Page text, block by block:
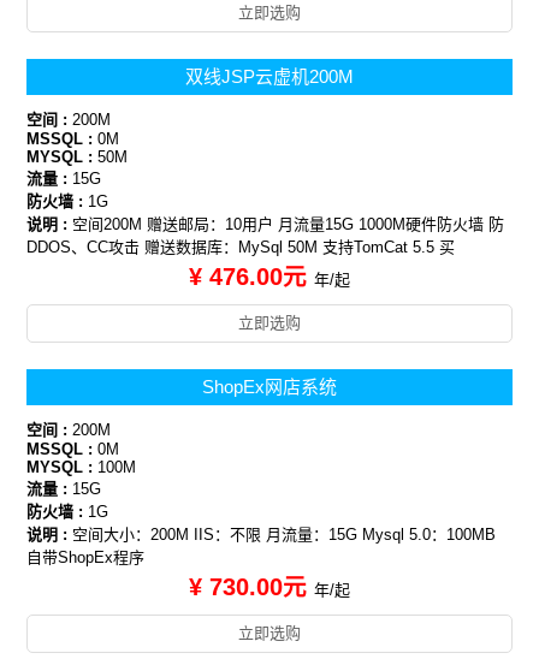
立即选购
双线JSP云虚机200M
空间 : 200M
MSSQL :0M
MYSQL :50M
流量 : 15G
防火墙 : 1G
说明 : 空间200M 赠送邮局：10用户 月流量15G 1000M硬件防火墙 防
DDOS、CC攻击 赠送数据库：MySql 50M 支持TomCat 5.5 买
¥ 476.00元 年/起
立即选购
ShopEx网店系统
空间 :200M
MSSQL :0M
MYSQL : 100M
流量 : 15G
防火墙 : 1G
说明 : 空间大小：200M IIS：不限 月流量：15G Mysql 5.0：100MB
自带ShopEx程序
¥ 730.00元 年/起
立即选购